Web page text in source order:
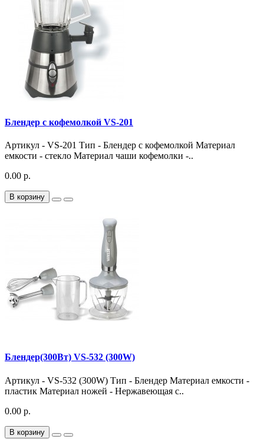
Блендер с кофемолкой VS-201
Артикул - VS-201 Тип - Блендер с кофемолкой Материал
емкости - стекло Материал чаши кофемолки -..
0.00 р.
В корзину
Блендер(300Вт) VS-532 (300W)
Артикул - VS-532 (300W) Тип - Блендер Материал емкости -
пластик Материал ножей - Нержавеющая с..
0.00 р.
В корзину